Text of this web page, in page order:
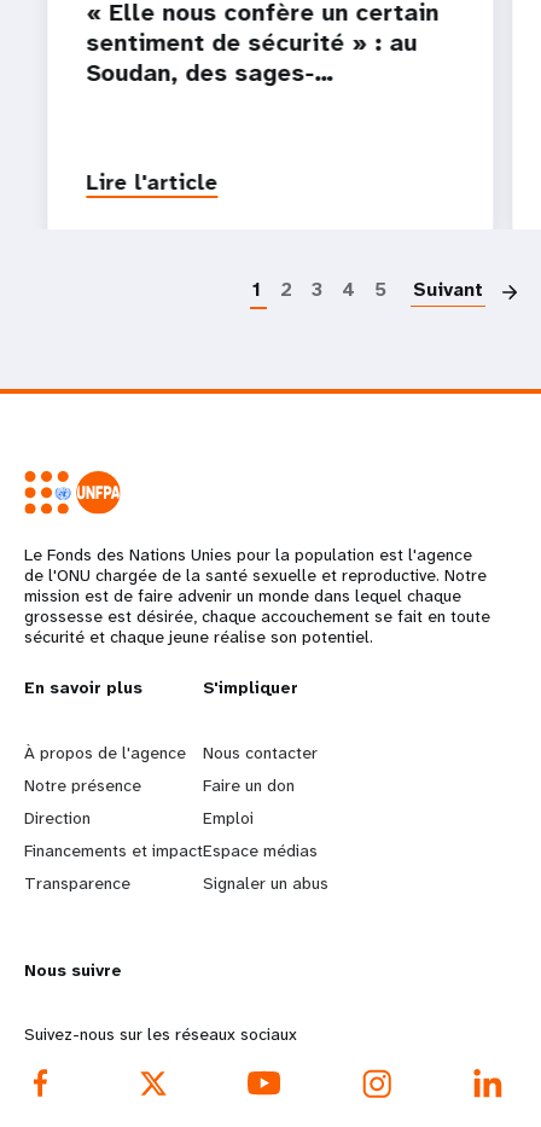
« Elle nous confère un certain
sentiment de sécurité » : au
Soudan, des sages-…
Lire l'article
1 2 3 4 5 Suivant
Le Fonds des Nations Unies pour la population est l'agence
de l'ONU chargée de la santé sexuelle et reproductive. Notre
mission est de faire advenir un monde dans lequel chaque
grossesse est désirée, chaque accouchement se fait en toute
sécurité et chaque jeune réalise son potentiel.
L
e
a
r
n
o
r
e
En savoir plus
À propos de l'agence
Notre présence
Direction
Financements et impact
Transparence
G
o
b
e
y
d
S'impliquer
Nous contacter
Faire un don
Emploi
Espace médias
Signaler un abus
Nous suivre
Suivez-nous sur les réseaux sociaux